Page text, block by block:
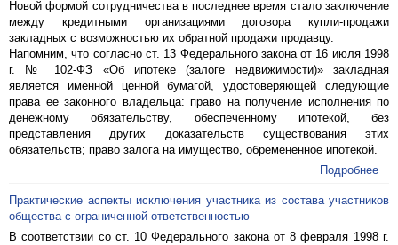
Новой формой сотрудничества в последнее время стало заключение
между кредитными организациями договора купли-продажи
закладных с возможностью их обратной продажи продавцу.
Напомним, что согласно ст. 13 Федерального закона от 16 июля 1998
г. № 102-ФЗ «Об ипотеке (залоге недвижимости)» закладная
является именной ценной бумагой, удостоверяющей следующие
права ее законного владельца: право на получение исполнения по
денежному обязательству, обеспеченному ипотекой, без
представления других доказательств существования этих
обязательств; право залога на имущество, обремененное ипотекой.
Подробнее
Практические аспекты исключения участника из состава участников
общества с ограниченной ответственностью
В соответствии со ст. 10 Федерального закона от 8 февраля 1998 г.